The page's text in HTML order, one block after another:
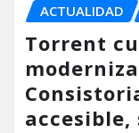
ACTUALIDAD
Torrent